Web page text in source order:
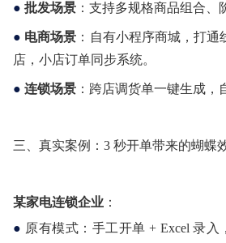
● 批发场景 ：支持多规格商品组合、
● 电商场景 ：自有小程序商城，打通
店 ， 小店订单同步系统。
● 连锁场景 ：跨店调货单一键生成，
三、真实案例：3 秒开单带来的蝴蝶
某家电连锁企业 ：
● 原有模式：手工开单 + Excel 录入